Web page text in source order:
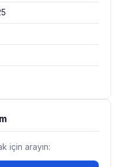
için arayın: